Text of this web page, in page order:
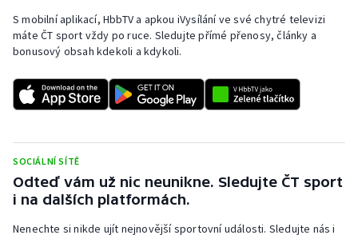
Veslování
Volejbal
Ostatní
S mobilní aplikací, HbbTV a apkou iVysílání ve své chytré televizi
máte ČT sport vždy po ruce. Sledujte přímé přenosy, články a
bonusový obsah kdekoli a kdykoli.
SOCIÁLNÍ SÍTĚ
Odteď vám už nic neunikne. Sledujte ČT sport
i na dalších platformách.
Nenechte si nikde ujít nejnovější sportovní události. Sledujte nás i